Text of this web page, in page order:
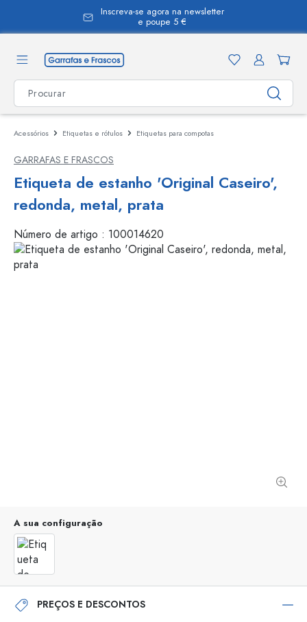
Inscreva-se agora na newsletter
e poupe 5 €
Acessórios Etiquetas e rótulos Etiquetas para compotas
GARRAFAS E FRASCOS
Etiqueta de estanho 'Original Caseiro',
redonda, metal, prata
Número de artigo : 100014620
A sua configuração
PREÇOS E DESCONTOS